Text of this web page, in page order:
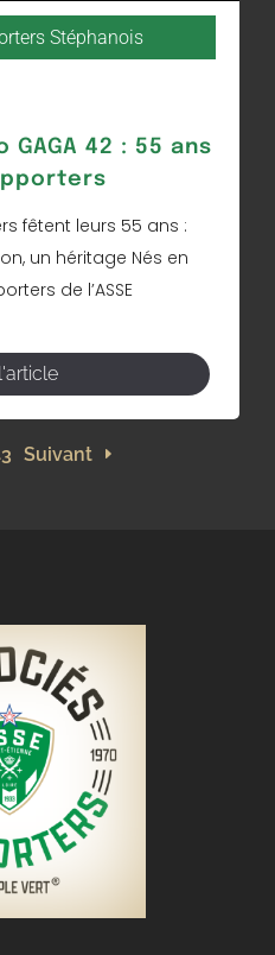
Stéphanois
GAGA 42 : 55 ans
fêtent leurs 55 ans :
un héritage Nés en
de l’ASSE
Suivant